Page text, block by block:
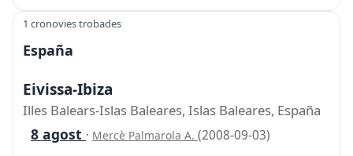
1 cronovies trobades
España
Eivissa-Ibiza
Illes Balears-Islas Baleares, Islas Baleares, España
8 agost · Mercè Palmarola A. (2008-09-03)